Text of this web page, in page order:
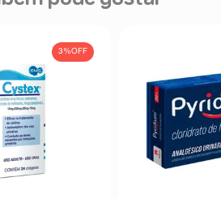
das funções dos rins),
3%OFF